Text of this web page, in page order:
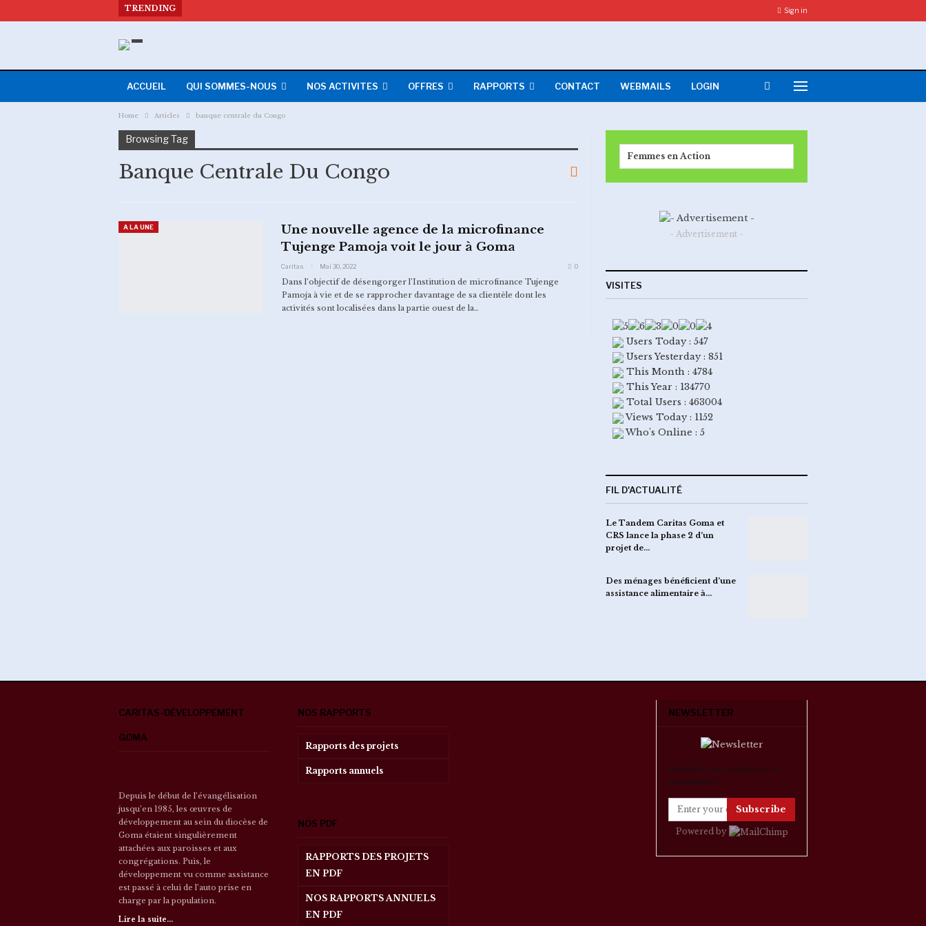
Sign in
TRENDING
ACCUEIL QUI SOMMES-NOUS NOS ACTIVITES OFFRES RAPPORTS CONTACT WEBMAILS LOGIN
Home Articles banque centrale du Congo
Browsing Tag
Banque Centrale Du Congo
A LA UNE
Une nouvelle agence de la microfinance
Tujenge Pamoja voit le jour à Goma
Caritas Mai 30, 2022 0
Dans l’objectif de désengorger l’Institution de microfinance Tujenge
Pamoja à vie et de se rapprocher davantage de sa clientèle dont les
activités sont localisées dans la partie ouest de la…
Femmes en Action
- Advertisement -
VISITES
Users Today : 547
Users Yesterday : 851
This Month : 4784
This Year : 134770
Total Users : 463004
Views Today : 1152
Who's Online : 5
FIL D'ACTUALITÉ
Le Tandem Caritas Goma et
CRS lance la phase 2 d’un
projet de…
Des ménages bénéficient d’une
assistance alimentaire à…
CARITAS-DÉVELOPPEMENT
GOMA
Depuis le début de l’évangélisation
jusqu’en 1985, les œuvres de
développement au sein du diocèse de
Goma étaient singulièrement
attachées aux paroisses et aux
congrégations. Puis, le
développement vu comme assistance
est passé à celui de l’auto prise en
charge par la population.
Lire la suite...
NOS RAPPORTS
Rapports des projets
Rapports annuels
NOS PDF
RAPPORTS DES PROJETS
EN PDF
NOS RAPPORTS ANNUELS
EN PDF
NEWSLETTER
Subscribe our newsletter to
stay updated.
Subscribe
Powered by